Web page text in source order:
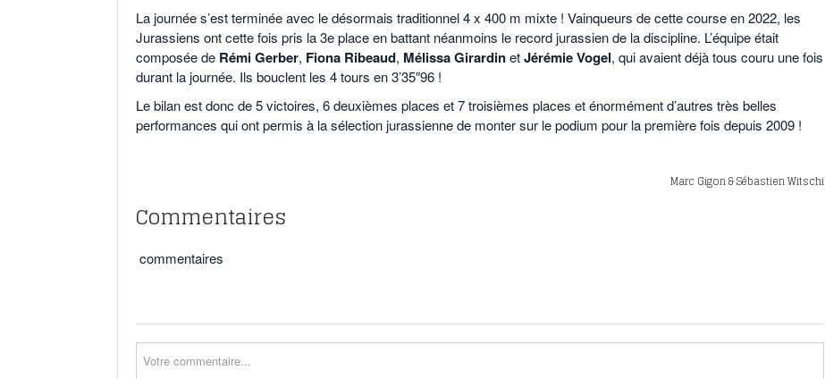
La journée s’est terminée avec le désormais traditionnel 4 x 400 m mixte ! Vainqueurs de cette course en 2022, les
Jurassiens ont cette fois pris la 3e place en battant néanmoins le record jurassien de la discipline. L’équipe était
composée de Rémi Gerber, Fiona Ribeaud, Mélissa GirardinetJérémie Vogel, qui avaient déjà tous couru une fois
durant la journée. Ils bouclent les 4 tours en 3’35″96 !
Le bilan est donc de 5 victoires, 6 deuxièmes places et 7 troisièmes places et énormément d’autres très belles
performances qui ont permis à la sélection jurassienne de monter sur le podium pour la première fois depuis 2009 !
Marc Gigon & Sébastien Witschi
Commentaires
commentaires